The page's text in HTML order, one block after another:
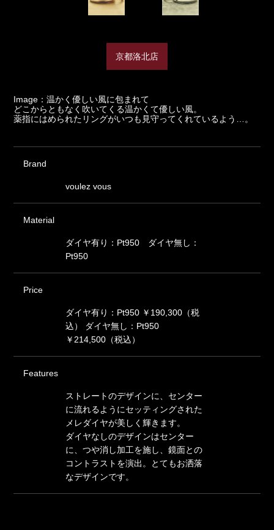
京都洛北店
Image：温かく優しい風に包まれて
どこからともなく吹いてくる温かくて優しい風。
薬指にはめられたリングがいつも見守ってくれているよう…。
Brand
voulez vous
Material
ダイヤ有り：Pt950 ダイヤ無し：
Pt950
Price
ダイヤ有り：Pt950 ￥190,300（税
込） ダイヤ無し：Pt950
￥214,500（税込）
Features
ストレートのデザインに、センター
に流れるようにセッティングされた
メレダイヤが美しく輝きます。
ダイヤなしのデザインはセンター
に、つや消し加工を施し、鏡面との
コントラストを演出。とてもお洒落
なデザインです。